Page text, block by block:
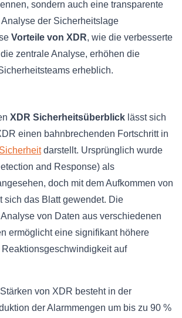
sondern auch eine transparente
der Sicherheitslage
Vorteile von XDR, wie die verbesserte
zentrale Analyse, erhöhen die
erheblich.
XDR Sicherheitsüberblick lässt sich
einen bahnbrechenden Fortschritt in
darstellt. Ursprünglich wurde
and Response) als
doch mit dem Aufkommen von
sich das Blatt gewendet. Die
von Daten aus verschiedenen
ermöglicht eine signifikant höhere
auf
von XDR besteht in der
der Alarmmengen um bis zu 90 %